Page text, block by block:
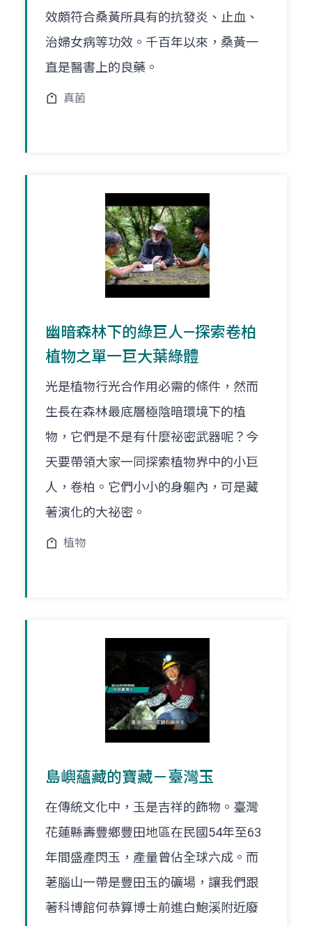
效頗符合桑黃所具有的抗發炎、止血、
治婦女病等功效。千百年以來，桑黃一
直是醫書上的良藥。
真菌
幽暗森林下的綠巨人—探索卷柏
植物之單一巨大葉綠體
光是植物行光合作用必需的條件，然而
生長在森林最底層極陰暗環境下的植
物，它們是不是有什麼祕密武器呢？今
天要帶領大家一同探索植物界中的小巨
人，卷柏。它們小小的身軀內，可是藏
著演化的大祕密。
植物
島嶼蘊藏的寶藏－臺灣玉
在傳統文化中，玉是吉祥的飾物。臺灣
花蓮縣壽豐鄉豐田地區在民國54年至63
年間盛產閃玉，產量曾佔全球六成。而
荖腦山一帶是豐田玉的礦場，讓我們跟
著科博館何恭算博士前進白鮑溪附近廢